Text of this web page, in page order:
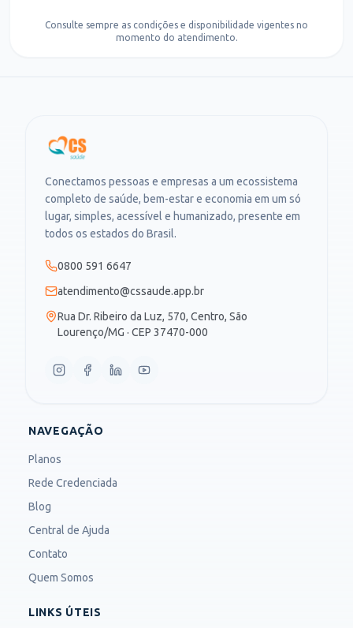
Consulte sempre as condições e disponibilidade vigentes no
momento do atendimento.
Conectamos pessoas e empresas a um ecossistema
completo de saúde, bem-estar e economia em um só
lugar, simples, acessível e humanizado, presente em
todos os estados do Brasil.
0800 591 6647
atendimento@cssaude.app.br
Rua Dr. Ribeiro da Luz, 570, Centro, São
Lourenço/MG · CEP 37470-000
NAVEGAÇÃO
Planos
Rede Credenciada
Blog
Central de Ajuda
Contato
Quem Somos
LINKS ÚTEIS